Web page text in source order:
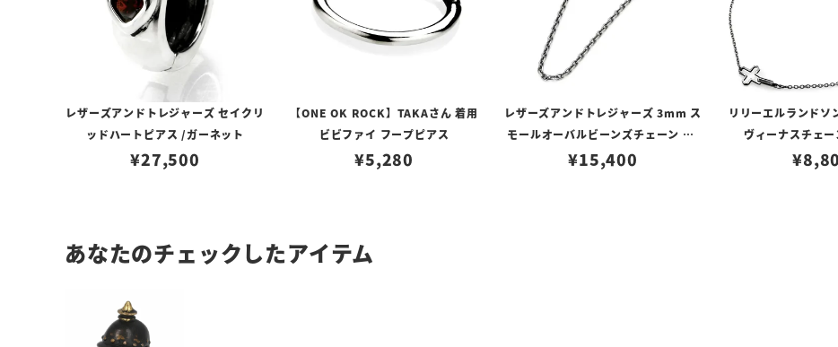
レザーズアンドトレジャーズ セイクリ
ッドハートピアス /ガーネット
¥27,500
【ONE OK ROCK】TAKAさん 着用
ビビファイ フープピアス
¥5,280
レザーズアンドトレジャーズ 3mm ス
モールオーバルビーンズチェーン w/
ロブスタークラスプ＆LTロゴプレート
¥15,400
リリーエルランドソ
ヴィーナスチェ
¥
あなたのチェックしたアイテム